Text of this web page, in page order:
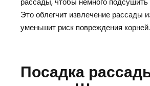
Это облегчит извлечение рассады
уменьшит риск повреждения корней.
Посадка